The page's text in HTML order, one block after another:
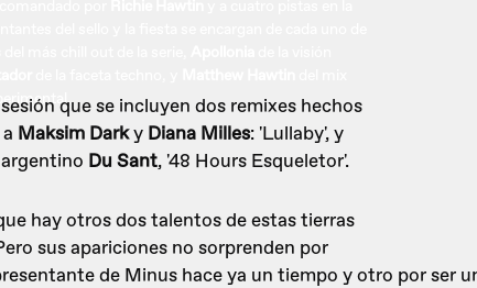
que se incluyen dos remixes hechos
Maksim Darky Diana Milles: 'Lullaby', y
Du Sant, '48 Hours Esqueletor'.
hay otros dos talentos de estas tierras
sus apariciones no sorprenden por
de Minus hace ya un tiempo y otro por ser